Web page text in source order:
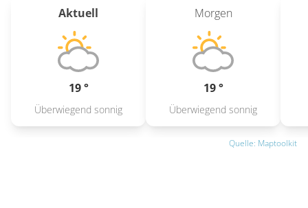
Aktuell
19 °
Überwiegend sonnig
Morgen
19 °
Überwiegend sonnig
Quelle: Maptoolkit